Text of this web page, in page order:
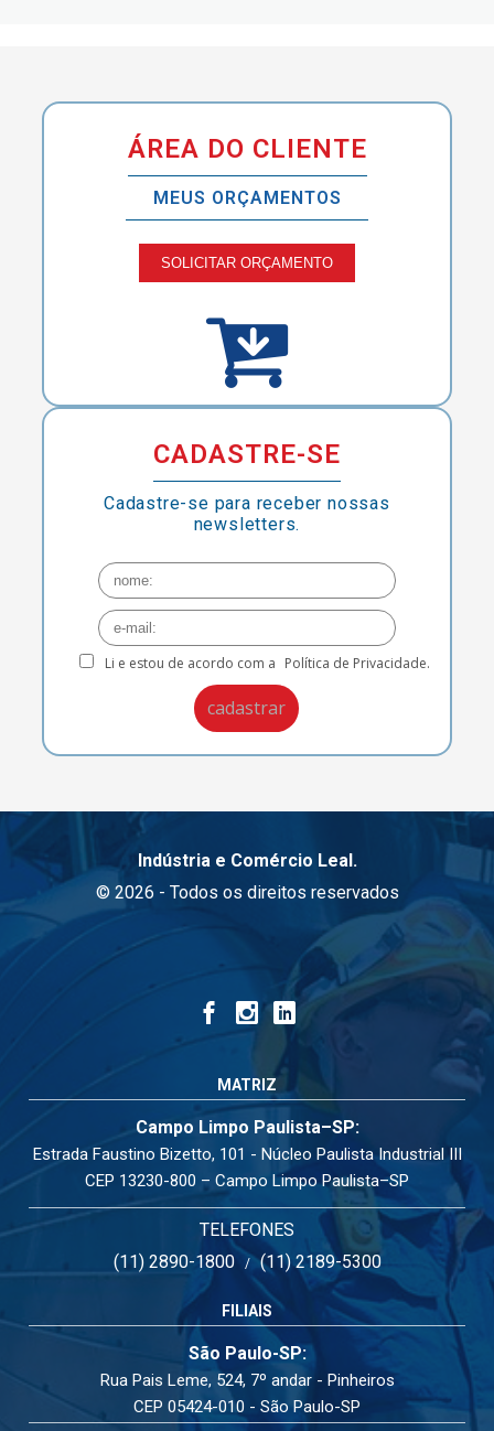
ÁREA DO CLIENTE
MEUS ORÇAMENTOS
SOLICITAR ORÇAMENTO
CADASTRE-SE
Cadastre-se para receber nossas
newsletters.
Li e estou de acordo com a Política de Privacidade.
Indústria e Comércio Leal.
© 2026 - Todos os direitos reservados
MATRIZ
Campo Limpo Paulista–SP:
Estrada Faustino Bizetto, 101 - Núcleo Paulista Industrial III
CEP 13230-800 – Campo Limpo Paulista–SP
TELEFONES
(11) 2890-1800/(11) 2189-5300
FILIAIS
São Paulo-SP:
Rua Pais Leme, 524, 7º andar - Pinheiros
CEP 05424-010 - São Paulo-SP